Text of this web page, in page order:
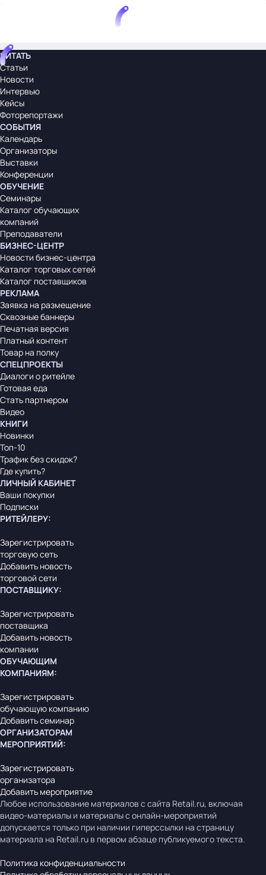
ЧИТАТЬ
Статьи
Новости
Интервью
Кейсы
Фоторепортажи
СОБЫТИЯ
Календарь
Организаторы
Выставки
Конференции
ОБУЧЕНИЕ
Семинары
Каталог обучающих
компаний
Преподаватели
БИЗНЕС-ЦЕНТР
Новости бизнес-центра
Каталог торговых сетей
Каталог поставщиков
РЕКЛАМА
Заявка на размещение
Сквозные баннеры
Печатная версия
Платный контент
Товар на полку
СПЕЦПРОЕКТЫ
Диалоги о ритейле
Готовая еда
Стать партнером
Видео
КНИГИ
Новинки
Топ-10
Трафик без скидок?
Где купить?
ЛИЧНЫЙ КАБИНЕТ
Ваши покупки
Подписки
РИТЕЙЛЕРУ:
Зарегистрировать
торговую сеть
Добавить новость
торговой сети
ПОСТАВЩИКУ:
Зарегистрировать
поставщика
Добавить новость
компании
ОБУЧАЮЩИМ
КОМПАНИЯМ:
Зарегистрировать
обучающую компанию
Добавить семинар
ОРГАНИЗАТОРАМ
МЕРОПРИЯТИЙ:
Зарегистрировать
организатора
Добавить мероприятие
Любое использование материалов с сайта Retail.ru, включая
видео-материалы и материалы с онлайн-мероприятий
допускается только при наличии гиперссылки на страницу
материала на Retail.ru в первом абзаце публикуемого текста.
Политика конфиденциальности